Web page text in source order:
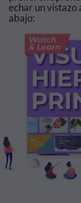
echar un vistazo
abajo: